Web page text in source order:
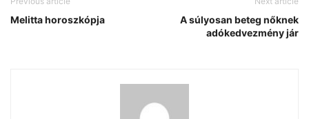
Melitta horoszkópja
A súlyosan beteg nőknek
adókedvezmény jár